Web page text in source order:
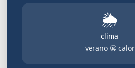
🌦️
clima
verano 😬 calor